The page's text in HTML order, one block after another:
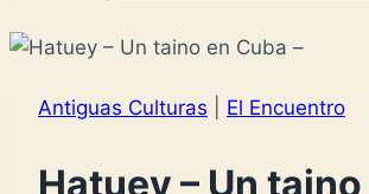
Antiguas Culturas El Encuentro
Hatuey – Un taino